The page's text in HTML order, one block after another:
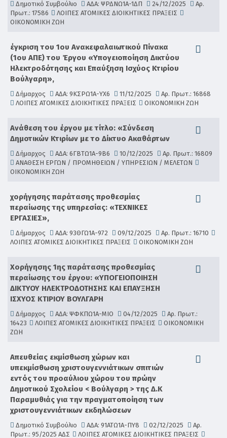
Δημοτικό Συμβούλιο ΑΔΑ: ΨΡΔΝΩ1Α-1ΔΠ 24/12/2025
Αρ.
Πρωτ.: 17586
ΛΟΙΠΕΣ ΑΤΟΜΙΚΕΣ ΔΙΟΙΚΗΤΙΚΕΣ ΠΡΑΞΕΙΣ
ΟΙΚΟΝΟΜΙΚΗ ΖΩΗ
έγκριση του 1ου Ανακεφαλαιωτικού Πίνακα
(1ου ΑΠΕ) του Έργου «Υπογειοποίηση Δικτύου
Ηλεκτροδότησης και Επαύξηση Ισχύος Κτιρίου
Βούλγαρη»,
Δήμαρχος ΑΔΑ: 9ΚΣΡΩ1Α-ΥΧ6 11/12/2025
Αρ. Πρωτ.: 16868
ΛΟΙΠΕΣ ΑΤΟΜΙΚΕΣ ΔΙΟΙΚΗΤΙΚΕΣ ΠΡΑΞΕΙΣ
ΟΙΚΟΝΟΜΙΚΗ ΖΩΗ
Ανάθεση του έργου με τίτλο: «Σύνδεση
Δημοτικών Κτιρίων με το Δίκτυο Ακαθάρτων
Δήμαρχος ΑΔΑ: 6ΓΒΤΩ1Α-9Β6 10/12/2025
Αρ. Πρωτ.: 16809
ΑΝΑΘΕΣΗ ΕΡΓΩΝ / ΠΡΟΜΗΘΕΙΩΝ / ΥΠΗΡΕΣΙΩΝ / ΜΕΛΕΤΩΝ
ΟΙΚΟΝΟΜΙΚΗ ΖΩΗ
χορήγησης παράτασης προθεσμίας
περαίωσης της υπηρεσίας: «ΤΕΧΝΙΚΕΣ
ΕΡΓΑΣΙΕΣ»,
Δήμαρχος ΑΔΑ: 93ΘΓΩ1Α-972 09/12/2025
Αρ. Πρωτ.: 16710
ΛΟΙΠΕΣ ΑΤΟΜΙΚΕΣ ΔΙΟΙΚΗΤΙΚΕΣ ΠΡΑΞΕΙΣ
ΟΙΚΟΝΟΜΙΚΗ ΖΩΗ
Χορήγησης 1ης παράτασης προθεσμίας
περαίωσης του έργου: «ΥΠΟΓΕΙΟΠΟΙΗΣΗ
ΔΙΚΤΥΟΥ ΗΛΕΚΤΡΟΔΟΤΗΣΗΣ ΚΑΙ ΕΠΑΥΞΗΣΗ
ΙΣΧΥΟΣ ΚΤΙΡΙΟΥ ΒΟΥΛΓΑΡΗ
Δήμαρχος ΑΔΑ: ΨΦΚΠΩ1Α-ΜΙΟ 04/12/2025
Αρ. Πρωτ.:
16423
ΛΟΙΠΕΣ ΑΤΟΜΙΚΕΣ ΔΙΟΙΚΗΤΙΚΕΣ ΠΡΑΞΕΙΣ
ΟΙΚΟΝΟΜΙΚΗ
ΖΩΗ
Απευθείας εκμίσθωση χώρων και
υπεκμίσθωση χριστουγεννιάτικων σπιτιών
εντός του προαύλιου χώρου του πρώην
Δημοτικού Σχολείου < Βούλγαρη > της Δ.Κ
Παραμυθιάς για την πραγματοποίηση των
χριστουγεννιάτικων εκδηλώσεων
Δημοτικό Συμβούλιο ΑΔΑ: 91ΑΤΩ1Α-ΠΥ8 02/12/2025
Αρ.
Πρωτ.: 95/2025 ΑΔΣ
ΛΟΙΠΕΣ ΑΤΟΜΙΚΕΣ ΔΙΟΙΚΗΤΙΚΕΣ ΠΡΑΞΕΙΣ